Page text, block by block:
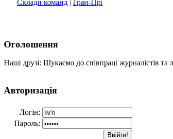
Склади команд | Гран-Прі
Оголошення
Наші друзі: Шукаємо до співпраці журналістів
Авторизація
Логін:
Пароль: